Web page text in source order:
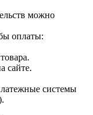
можно
оплаты:
сайте.
системы